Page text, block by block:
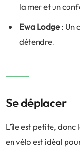
la mer et un
Ewa Lodge: Un
détendre.
Se déplacer
L’île est petite,
en vélo est idéal